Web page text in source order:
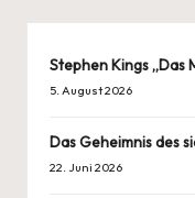
Stephen Kings „Das
5. August 2026
Das Geheimnis des
22. Juni 2026